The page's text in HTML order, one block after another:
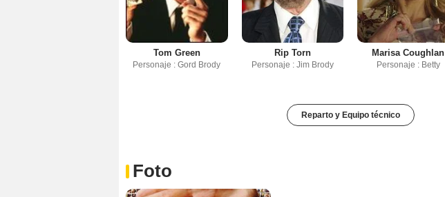
Tom Green
Personaje : Gord Brody
Rip Torn
Personaje : Jim Brody
Marisa Coughlan
Personaje : Betty
Reparto y Equipo técnico
Foto